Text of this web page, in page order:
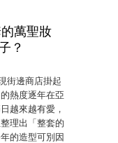
萬聖妝
？
街邊商店掛起
熱度逐年在亞
越來越有愛，
理出「整套的
的造型可別因